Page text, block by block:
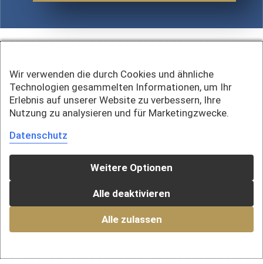
Wir verwenden die durch Cookies und ähnliche
Technologien gesammelten Informationen, um Ihr
Erlebnis auf unserer Website zu verbessern, Ihre
Nutzung zu analysieren und für Marketingzwecke.
Datenschutz
Weitere Optionen
Alle deaktivieren
Alle zulassen